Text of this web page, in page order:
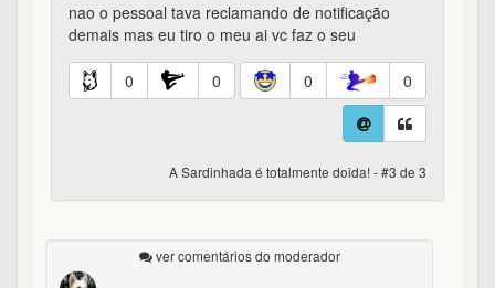
nao o pessoal tava reclamando de notificação
demais mas eu tiro o meu ai vc faz o seu
0 0 0 0
A Sardinhada é totalmente doida! - #3 de 3
ver comentários do moderador